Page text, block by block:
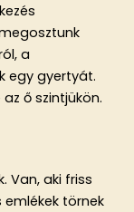
a
egy gyertyát.
ő szintjükön.
Van, aki friss
törnek